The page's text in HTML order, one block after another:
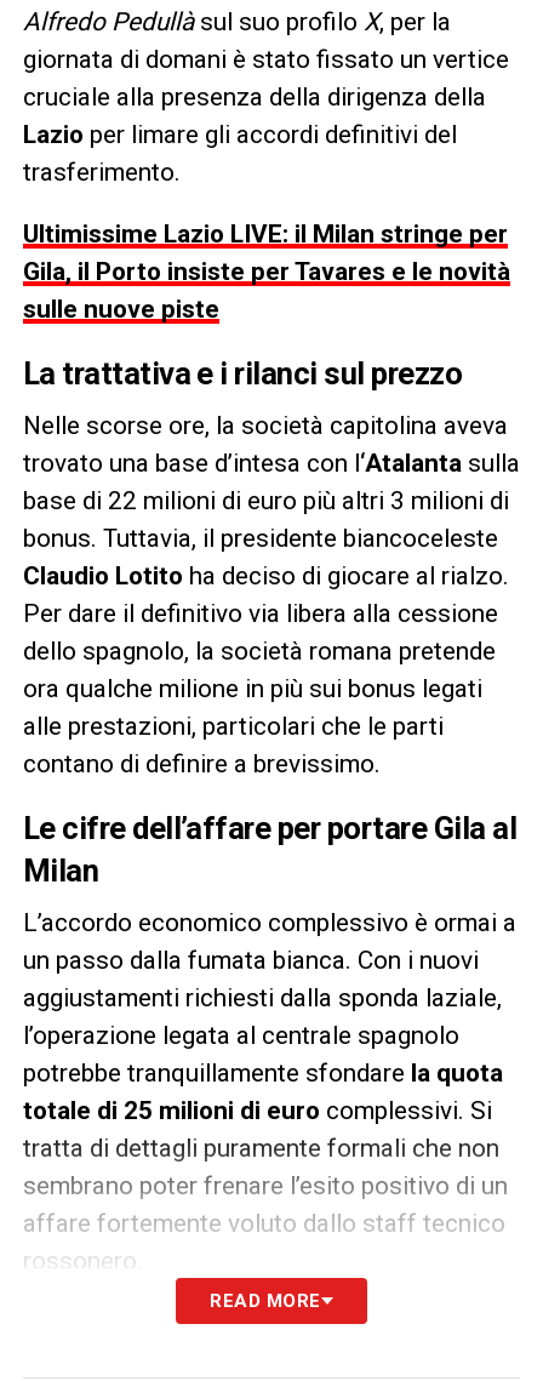
Alfredo Pedullàsul suo profilo X, per la
giornata di domani è stato fissato un vertice
cruciale alla presenza della dirigenza della
Lazio per limare gli accordi definitivi del
trasferimento.
Ultimissime Lazio LIVE: il Milan stringe per
Gila, il Porto insiste per Tavares e le novità
sulle nuove piste
La trattativa e i rilanci sul prezzo
Nelle scorse ore, la società capitolina aveva
trovato una base d’intesa con l‘Atalanta sulla
base di 22 milioni di euro più altri 3 milioni di
bonus. Tuttavia, il presidente biancoceleste
Claudio Lotito ha deciso di giocare al rialzo.
Per dare il definitivo via libera alla cessione
dello spagnolo, la società romana pretende
ora qualche milione in più sui bonus legati
alle prestazioni, particolari che le parti
contano di definire a brevissimo.
Le cifre dell’affare per portare Gila al
Milan
L’accordo economico complessivo è ormai a
un passo dalla fumata bianca. Con i nuovi
aggiustamenti richiesti dalla sponda laziale,
l’operazione legata al centrale spagnolo
potrebbe tranquillamente sfondare la quota
totale di 25 milioni di euro complessivi. Si
tratta di dettagli puramente formali che non
sembrano poter frenare l’esito positivo di un
affare fortemente voluto dallo staff tecnico
rossonero.
La scelta definitiva di Gila
READ MORE